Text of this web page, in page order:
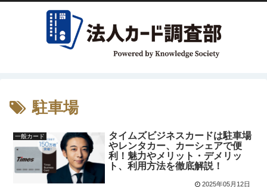
駐車場
一般カード
タイムズビジネスカードは駐車場
やレンタカー、カーシェアで便
利！魅力やメリット・デメリッ
ト、利用方法を徹底解説！
2025年05月12日